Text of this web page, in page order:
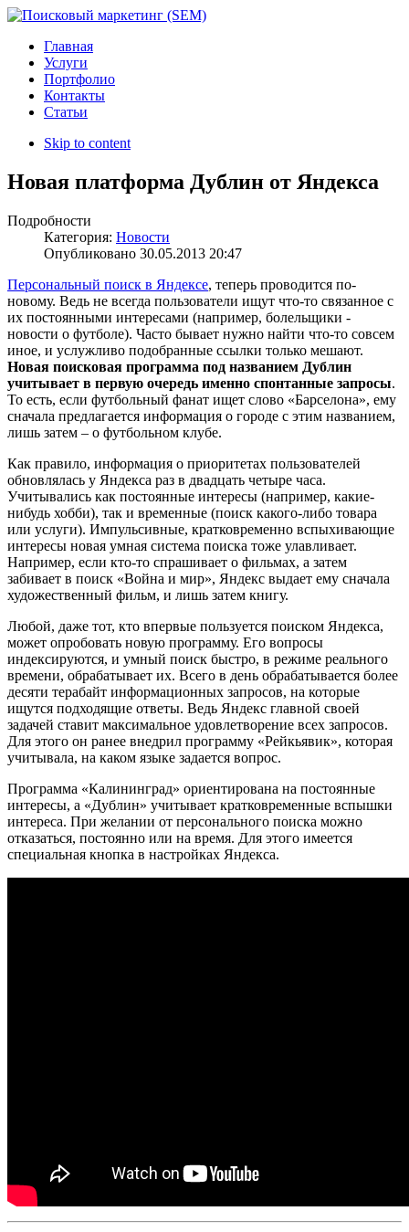
Главная
Услуги
Портфолио
Контакты
Статьи
Skip to content
Новая платформа Дублин от Яндекса
Подробности
Категория: Новости
Опубликовано 30.05.2013 20:47
Персональный поиск в Яндексе, теперь проводится по-
новому. Ведь не всегда пользователи ищут что-то связанное с
их постоянными интересами (например, болельщики -
новости о футболе). Часто бывает нужно найти что-то совсем
иное, и услужливо подобранные ссылки только мешают.
Новая поисковая программа под названием Дублин
учитывает в первую очередь именно спонтанные запросы.
То есть, если футбольный фанат ищет слово «Барселона», ему
сначала предлагается информация о городе с этим названием,
лишь затем – о футбольном клубе.
Как правило, информация о приоритетах пользователей
обновлялась у Яндекса раз в двадцать четыре часа.
Учитывались как постоянные интересы (например, какие-
нибудь хобби), так и временные (поиск какого-либо товара
или услуги). Импульсивные, кратковременно вспыхивающие
интересы новая умная система поиска тоже улавливает.
Например, если кто-то спрашивает о фильмах, а затем
забивает в поиск «Война и мир», Яндекс выдает ему сначала
художественный фильм, и лишь затем книгу.
Любой, даже тот, кто впервые пользуется поиском Яндекса,
может опробовать новую программу. Его вопросы
индексируются, и умный поиск быстро, в режиме реального
времени, обрабатывает их. Всего в день обрабатывается более
десяти терабайт информационных запросов, на которые
ищутся подходящие ответы. Ведь Яндекс главной своей
задачей ставит максимальное удовлетворение всех запросов.
Для этого он ранее внедрил программу «Рейкьявик», которая
учитывала, на каком языке задается вопрос.
Программа «Калининград» ориентирована на постоянные
интересы, а «Дублин» учитывает кратковременные вспышки
интереса. При желании от персонального поиска можно
отказаться, постоянно или на время. Для этого имеется
специальная кнопка в настройках Яндекса.